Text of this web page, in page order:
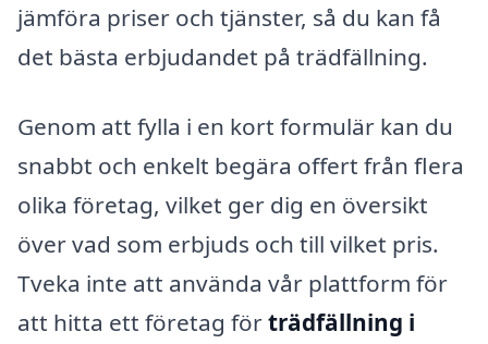
jämföra priser och tjänster, så du kan få
det bästa erbjudandet på trädfällning.
Genom att fylla i en kort formulär kan du
snabbt och enkelt begära offert från flera
olika företag, vilket ger dig en översikt
över vad som erbjuds och till vilket pris.
Tveka inte att använda vår plattform för
att hitta ett företag förträdfällning i